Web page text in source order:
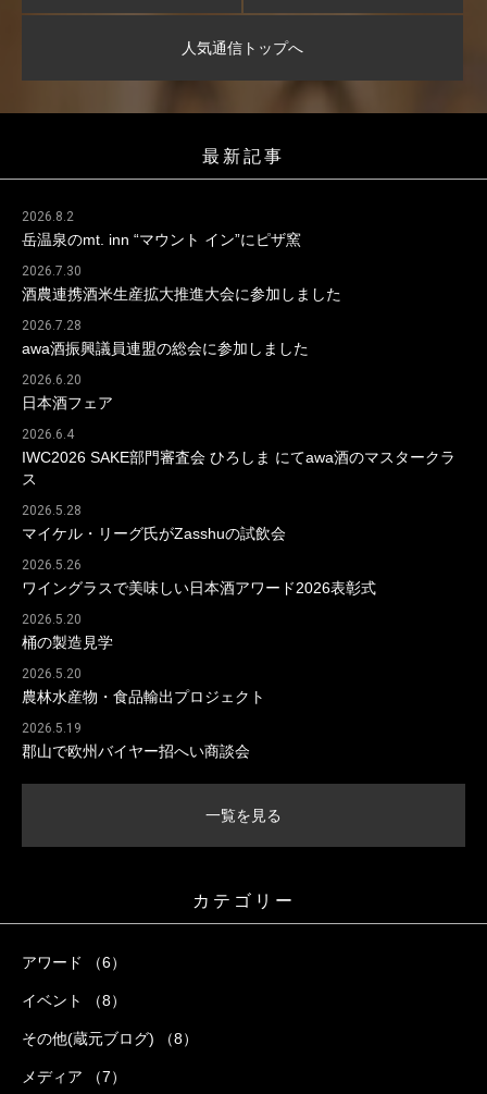
人気通信トップへ
最新記事
2026.8.2
岳温泉のmt. inn “マウント イン”にピザ窯
2026.7.30
酒農連携酒米生産拡大推進大会に参加しました
2026.7.28
awa酒振興議員連盟の総会に参加しました
2026.6.20
日本酒フェア
2026.6.4
IWC2026 SAKE部門審査会 ひろしま にてawa酒のマスタークラ
ス
2026.5.28
マイケル・リーグ氏がZasshuの試飲会
2026.5.26
ワイングラスで美味しい日本酒アワード2026表彰式
2026.5.20
桶の製造見学
2026.5.20
農林水産物・食品輸出プロジェクト
2026.5.19
郡山で欧州バイヤー招へい商談会
一覧を見る
カテゴリー
アワード （6）
イベント （8）
その他(蔵元ブログ) （8）
メディア （7）